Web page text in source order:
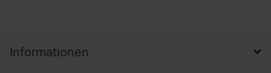
Informationen